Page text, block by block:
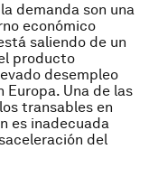
demanda son una
económico
saliendo de un
producto
desempleo
Una de las
transables en
es inadecuada
del